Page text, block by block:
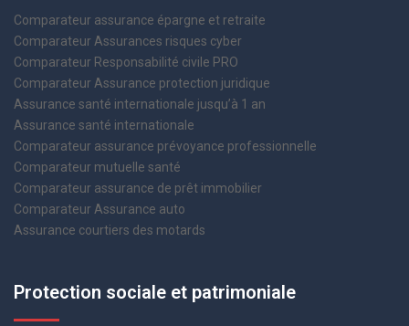
Comparateur assurance épargne et retraite
Comparateur Assurances risques cyber
Comparateur Responsabilité civile PRO
Comparateur Assurance protection juridique
Assurance santé internationale jusqu’à 1 an
Assurance santé internationale
Comparateur assurance prévoyance professionnelle
Comparateur mutuelle santé
Comparateur assurance de prêt immobilier
Comparateur Assurance auto
Assurance courtiers des motards
Protection sociale et patrimoniale